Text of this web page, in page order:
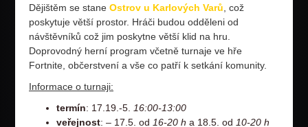
Dějištěm se stane Ostrov u Karlových Varů, což
poskytuje větší prostor. Hráči budou odděleni od
návštěvníků což jim poskytne větší klid na hru.
Doprovodný herní program včetně turnaje ve hře
Fortnite, občerstvení a vše co patří k setkání komunity.
Informace o turnaji:
termín: 17.19.-5. 16:00-13:00
veřejnost: – 17.5. od 16-20 h a 18.5. od 10-20 h